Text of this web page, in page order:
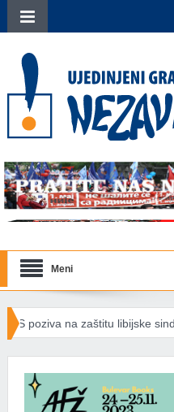
Meni
libijske sindikalne liderke